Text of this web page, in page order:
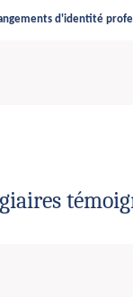
d'identité